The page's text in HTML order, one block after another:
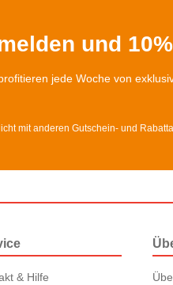
und
jede Woche von
mit anderen Gutschein- und
& Hilfe